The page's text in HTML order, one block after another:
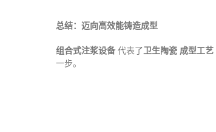
总结：迈向高效能铸造成型
组合式注浆设备 代表了卫生陶瓷 成型工艺
一步。